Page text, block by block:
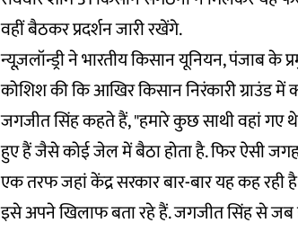
वहीं बैठकर प्रदर्शन जारी रखेंगे.
न्यूज़लॉन्ड्री ने भारतीय किसान यूनियन, पंजाब
कोशिश की कि आखिर किसान निरंकारी ग्राउंड में
जगजीत सिंह कहते हैं, "हमारे कुछ साथी वहां गए
हुए हैं जैसे कोई जेल में बैठा होता है. फिर ऐसी
एक तरफ जहां केंद्र सरकार बार-बार यह कह रही
इसे अपने खिलाफ बता रहे हैं. जगजीत सिंह से